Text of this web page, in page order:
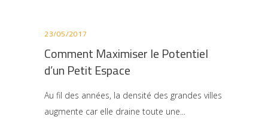
23/05/2017
Comment Maximiser le Potentiel
d’un Petit Espace
Au fil des années, la densité des grandes villes
augmente car elle draine toute une